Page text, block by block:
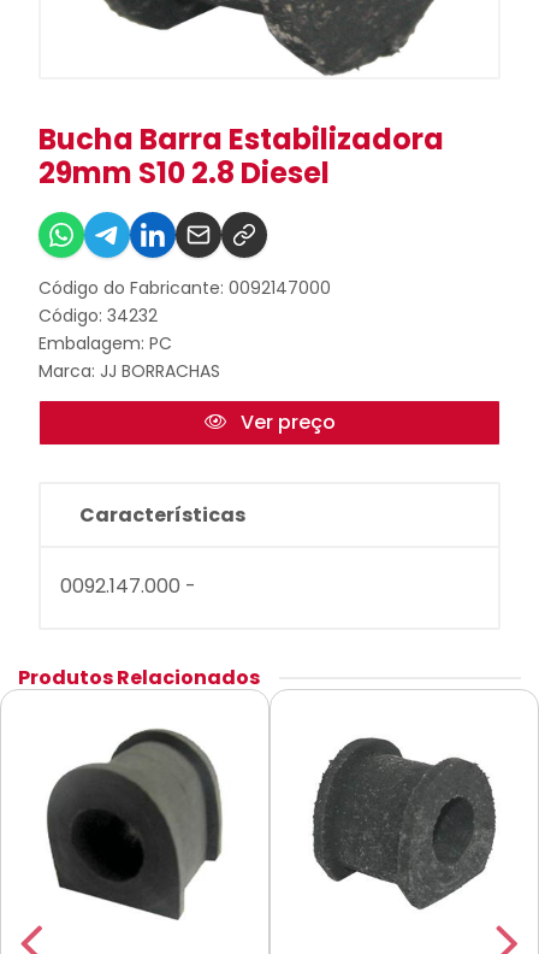
Bucha Barra Estabilizadora
29mm S10 2.8 Diesel
Código do Fabricante: 0092147000
Código: 34232
Embalagem: PC
Marca: JJ BORRACHAS
Ver preço
Características
0092.147.000 -
Produtos Relacionados